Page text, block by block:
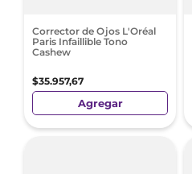
Corrector de Ojos L'Oréal
Paris Infaillible Tono
Cashew
$35.957,67
Agregar